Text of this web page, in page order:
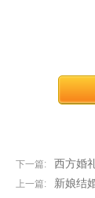
下一篇: 西方婚
上一篇: 新娘结